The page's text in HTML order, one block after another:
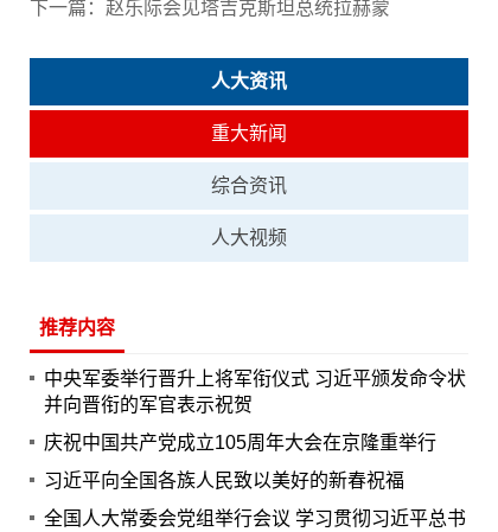
下一篇： 赵乐际会见塔吉克斯坦总统拉赫蒙
人大资讯
重大新闻
综合资讯
人大视频
推荐内容
中央军委举行晋升上将军衔仪式 习近平颁发命令状
并向晋衔的军官表示祝贺
庆祝中国共产党成立105周年大会在京隆重举行
习近平向全国各族人民致以美好的新春祝福
全国人大常委会党组举行会议 学习贯彻习近平总书